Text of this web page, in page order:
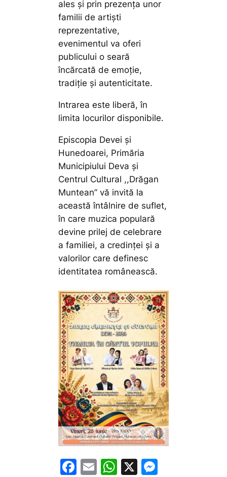
ales și prin prezența unor
familii de artiști
reprezentative,
evenimentul va oferi
publicului o seară
încărcată de emoție,
tradiție și autenticitate.
Intrarea este liberă, în
limita locurilor disponibile.
Episcopia Devei și
Hunedoarei, Primăria
Municipiului Deva și
Centrul Cultural ,,Drăgan
Muntean” vă invită la
această întâlnire de suflet,
în care muzica populară
devine prilej de celebrare
a familiei, a credinței și a
valorilor care definesc
identitatea românească.
F
E
W X